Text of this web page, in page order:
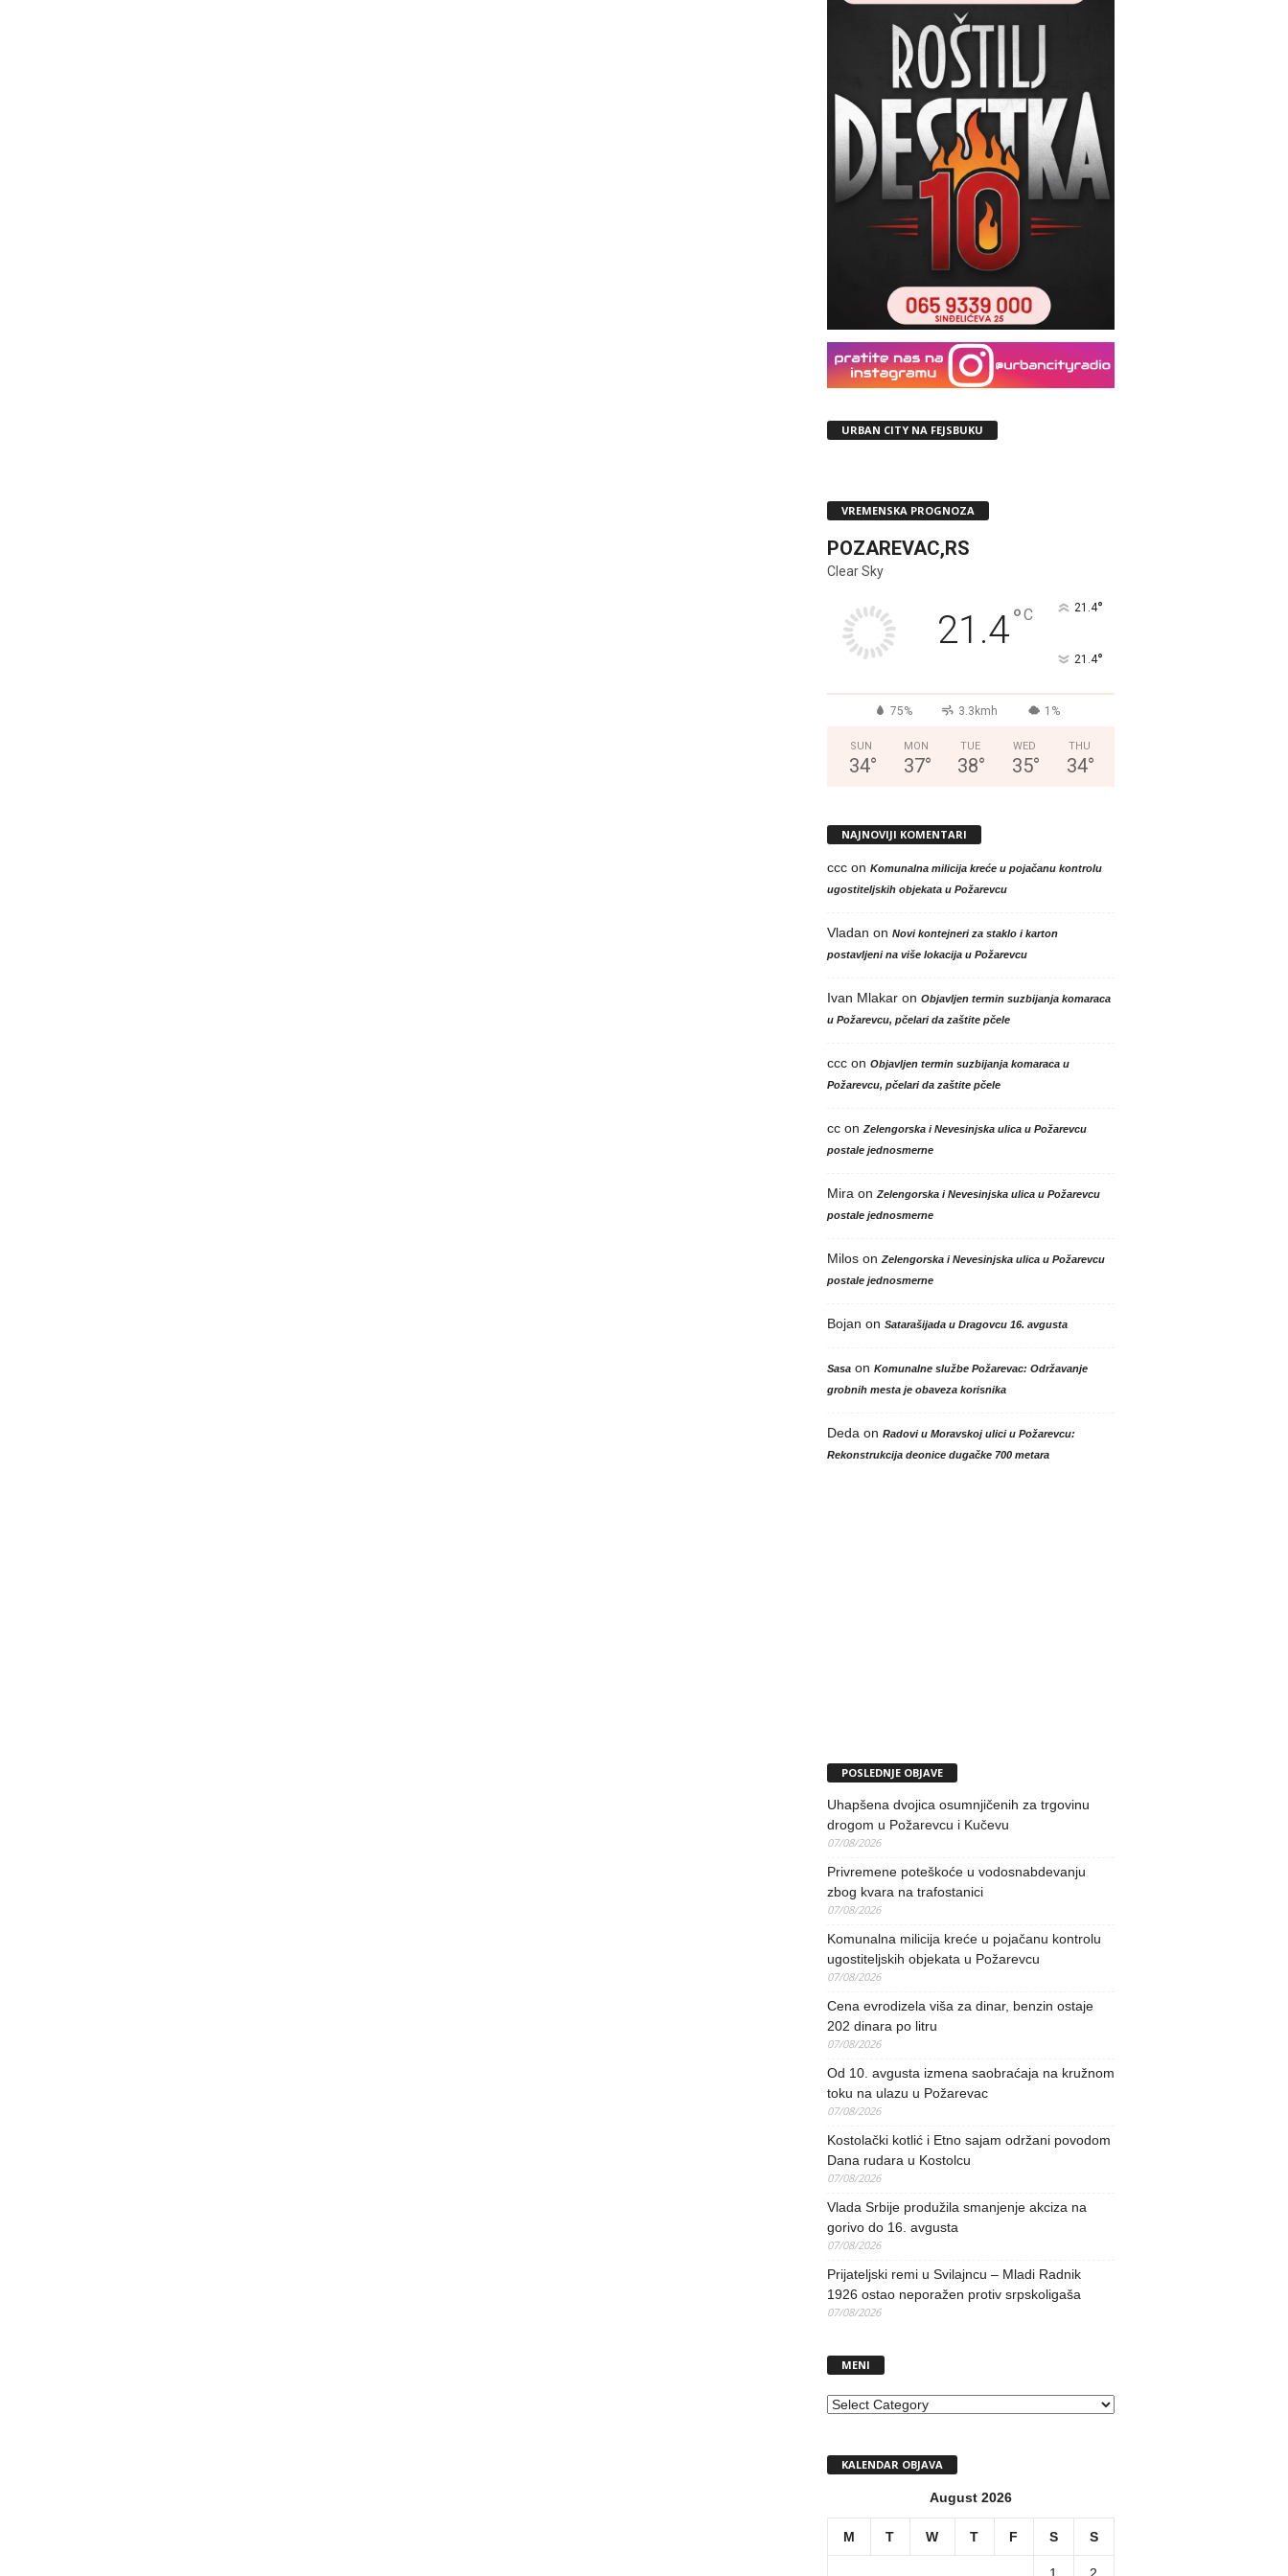
URBAN CITY NA FEJSBUKU
VREMENSKA PROGNOZA
POZAREVAC,RS
Clear Sky
21.4°C 21.4°
21.4°
75% 3.3kmh 1%
SUN
34°
MON
37°
TUE
38°
WED
35°
THU
34°
NAJNOVIJI KOMENTARI
cccon Komunalna milicija kreće u pojačanu kontrolu
ugostiteljskih objekata u Požarevcu
Vladan on Novi kontejneri za staklo i karton
postavljeni na više lokacija u Požarevcu
Ivan Mlakaron Objavljen termin suzbijanja komaraca
u Požarevcu, pčelari da zaštite pčele
cccon Objavljen termin suzbijanja komaraca u
Požarevcu, pčelari da zaštite pčele
ccon Zelengorska i Nevesinjska ulica u Požarevcu
postale jednosmerne
Mira on Zelengorska i Nevesinjska ulica u Požarevcu
postale jednosmerne
Miloson Zelengorska i Nevesinjska ulica u Požarevcu
postale jednosmerne
Bojan on Satarašijada u Dragovcu 16. avgusta
Sasaon Komunalne službe Požarevac: Održavanje
grobnih mesta je obaveza korisnika
Deda on Radovi u Moravskoj ulici u Požarevcu:
Rekonstrukcija deonice dugačke 700 metara
POSLEDNJE OBJAVE
Uhapšena dvojica osumnjičenih za trgovinu
drogom u Požarevcu i Kučevu
07/08/2026
Privremene poteškoće u vodosnabdevanju
zbog kvara na trafostanici
07/08/2026
Komunalna milicija kreće u pojačanu kontrolu
ugostiteljskih objekata u Požarevcu
07/08/2026
Cena evrodizela viša za dinar, benzin ostaje
202 dinara po litru
07/08/2026
Od 10. avgusta izmena saobraćaja na kružnom
toku na ulazu u Požarevac
07/08/2026
Kostolački kotlić i Etno sajam održani povodom
Dana rudara u Kostolcu
07/08/2026
Vlada Srbije produžila smanjenje akciza na
gorivo do 16. avgusta
07/08/2026
Prijateljski remi u Svilajncu – Mladi Radnik
1926 ostao neporažen protiv srpskoligaša
07/08/2026
MENI
MENI
KALENDAR OBJAVA
August 2026
M T W T F S S
1 2